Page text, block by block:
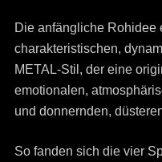
Die anfängliche Rohidee
charakteristischen,
METAL-Stil, der eine
emotionalen,
und donnernden,
So fanden sich die vier